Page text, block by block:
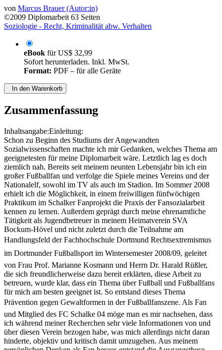
von Marcus Brauer (Autor:in)
©2009 Diplomarbeit 63 Seiten
Soziologie - Recht, Kriminalität abw. Verhalten
eBook fürUS$ 32,99
Sofort herunterladen. Inkl. MwSt.
Format: PDF – für alle Geräte
In den Warenkorb
Zusammenfassung
Inhaltsangabe:Einleitung:
Schon zu Beginn des Studiums der Angewandten
Sozialwissenschaften machte ich mir Gedanken, welches Thema am
geeignetesten für meine Diplomarbeit wäre. Letztlich lag es doch
ziemlich nah. Bereits seit meinem neunten Lebensjahr bin ich ein
großer Fußballfan und verfolge die Spiele meines Vereins und der
Nationalelf, sowohl im TV als auch im Stadion. Im Sommer 2008
erhielt ich die Möglichkeit, in einem freiwilligen fünfwöchigen
Praktikum im Schalker Fanprojekt die Praxis der Fansozialarbeit
kennen zu lernen. Außerdem geprägt durch meine ehrenamtliche
Tätigkeit als Jugendbetreuer in meinem Heimatverein SVA
Bockum-Hövel und nicht zuletzt durch die Teilnahme am
Handlungsfeld der Fachhochschule Dortmund Rechtsextremismus
im Dortmunder Fußballsport im Wintersemester 2008/09, geleitet
von Frau Prof. Marianne Kosmann und Herrn Dr. Harald Rüßler,
die sich freundlicherweise dazu bereit erklärten, diese Arbeit zu
betreuen, wurde klar, dass ein Thema über Fußball und Fußballfans
für mich am besten geeignet ist. So entstand dieses Thema
Prävention gegen Gewaltformen in der Fußballfanszene. Als Fan
und Mitglied des FC Schalke 04 möge man es mir nachsehen, dass
ich während meiner Recherchen sehr viele Informationen von und
über diesen Verein bezogen habe, was mich allerdings nicht daran
hinderte, objektiv und kritisch damit umzugehen. Aus meinem